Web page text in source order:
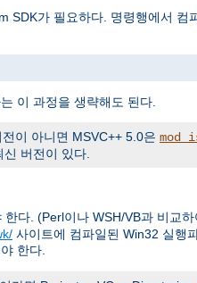
SDK가 필요하다. 명령행에서 컴
이 과정을 생략해도 된다.
이 아니면 MSVC++ 5.0은
신 버전이 있다.
다. (Perl이나 WSH/VB과 비교
사이트에 컴파일된 Win32 실행
한다.